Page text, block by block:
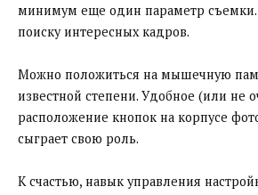
минимум еще один параметр съемки.
поиску интересных кадров.
Можно положиться на мышечную
известной степени. Удобное (или не
расположение кнопок на корпусе
сыграет свою роль.
К счастью, навык управления